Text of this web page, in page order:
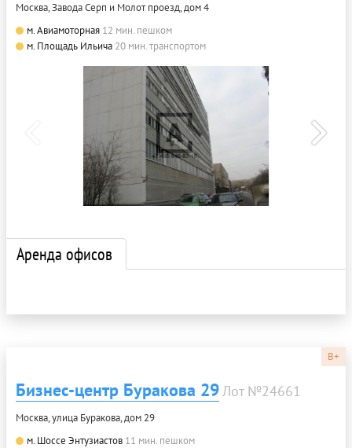
Москва, Завода Серп и Молот проезд, дом 4
м. Авиамоторная 12 мин. пешком
м. Площадь Ильича 20 мин. транспортом
Аренда офисов
B+
Бизнес-центр Буракова 29Лот №24661
Москва, улица Буракова, дом 29
м. Шоссе Энтузиастов 11 мин. пешком